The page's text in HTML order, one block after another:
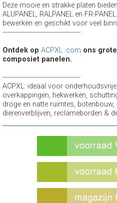
Deze mooie en strakke platen
ALUPANEL, RALPANEL en FR-
bewerken en geschikt voor veel
---------------------------------------
Ontdek op ACPXL .com ons
composiet panelen.
---------------------------------------
ACPXL: ideaal voor
overkappingen, hekwerken,
droge en natte ruimtes,
dierenverblijven, reclameborden &